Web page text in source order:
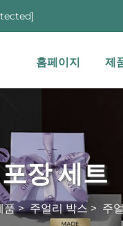
홈페이지 제
장 세트
품>주얼리 박스 > 주